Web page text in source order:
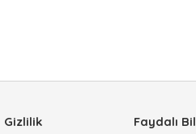
Gizlilik Faydalı